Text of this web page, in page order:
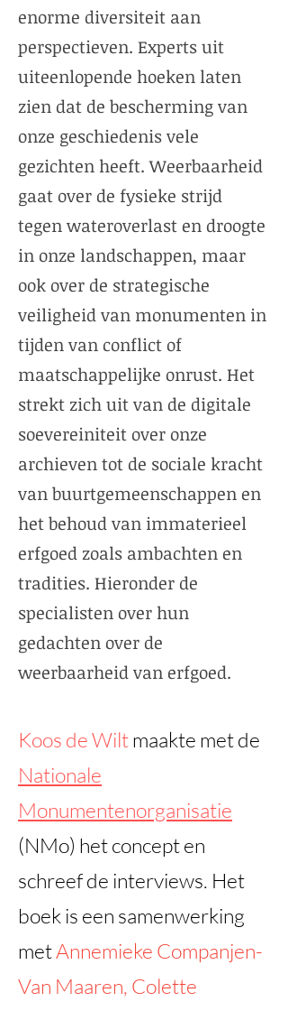
enorme diversiteit aan
perspectieven. Experts uit
uiteenlopende hoeken laten
zien dat de bescherming van
onze geschiedenis vele
gezichten heeft. Weerbaarheid
gaat over de fysieke strijd
tegen wateroverlast en droogte
in onze landschappen, maar
ook over de strategische
veiligheid van monumenten in
tijden van conflict of
maatschappelijke onrust. Het
strekt zich uit van de digitale
soevereiniteit over onze
archieven tot de sociale kracht
van buurtgemeenschappen en
het behoud van immaterieel
erfgoed zoals ambachten en
tradities. Hieronder de
specialisten over hun
gedachten over de
weerbaarheid van erfgoed.
Koos de Wiltmaakte met de
Nationale
Monumentenorganisatie
(NMo) het concept en
schreef de interviews. Het
boek is een samenwerking
metAnnemieke Companjen-
Van Maaren, Colette